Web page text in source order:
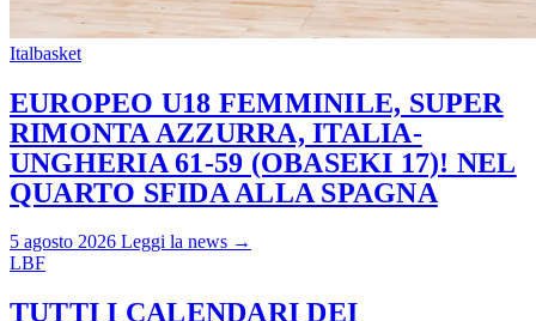
Italbasket
EUROPEO U18 FEMMINILE, SUPER
RIMONTA AZZURRA, ITALIA-
UNGHERIA 61-59 (OBASEKI 17)! NEL
QUARTO SFIDA ALLA SPAGNA
5 agosto 2026 Leggi la news →
LBF
TUTTI I CALENDARI DEI